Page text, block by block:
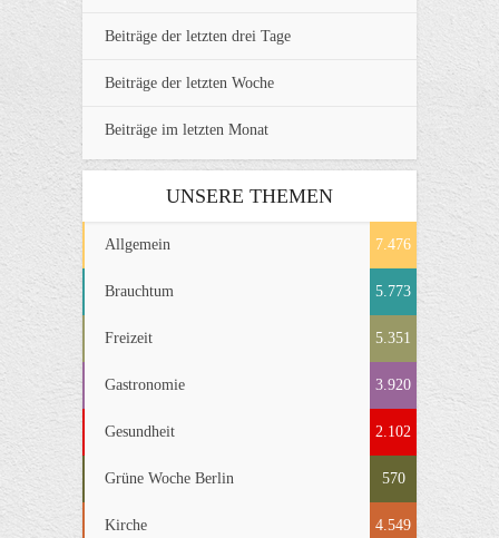
Beiträge der letzten drei Tage
Beiträge der letzten Woche
Beiträge im letzten Monat
UNSERE THEMEN
Allgemein 7.476
Brauchtum 5.773
Freizeit 5.351
Gastronomie 3.920
Gesundheit 2.102
Grüne Woche Berlin 570
Kirche 4.549